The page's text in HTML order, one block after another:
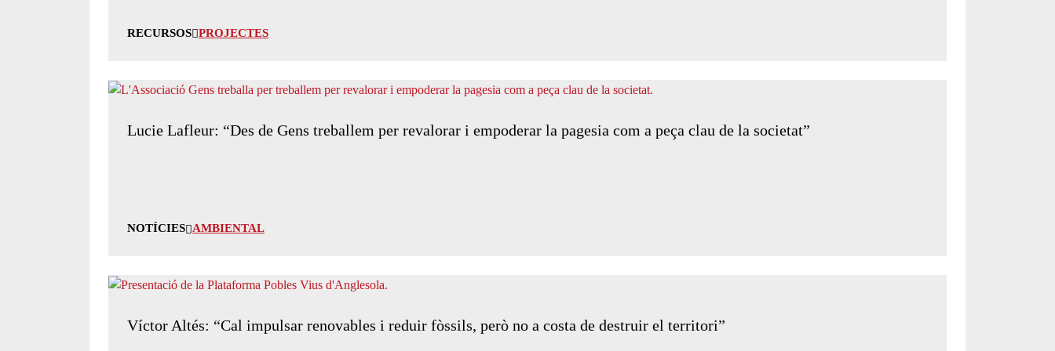
RECURSOS PROJECTES
Lucie Lafleur: “Des de Gens treballem per revalorar i empoderar la pagesia com a peça clau de la societat”
NOTÍCIES AMBIENTAL
Víctor Altés: “Cal impulsar renovables i reduir fòssils, però no a costa de destruir el territori”